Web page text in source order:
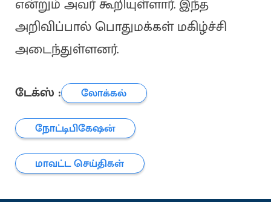
என்றும் அவர் கூறியுள்ளார். இந்த
அறிவிப்பால் பொதுமக்கள் மகிழ்ச்சி
அடைந்துள்ளனர்.
டேக்ஸ் :
லோக்கல்
நோட்டிபிகேஷன்
மாவட்ட செய்திகள்